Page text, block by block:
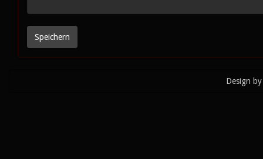
Design